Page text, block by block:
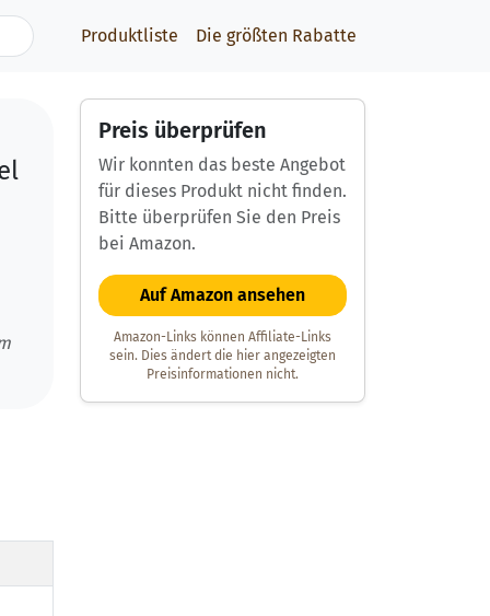
Produktliste Die größten Rabatte
Preis überprüfen
Wir konnten das beste Angebot
für dieses Produkt nicht finden.
Bitte überprüfen Sie den Preis
bei Amazon.
Auf Amazon ansehen
Amazon-Links können Affiliate-Links
sein. Dies ändert die hier angezeigten
Preisinformationen nicht.